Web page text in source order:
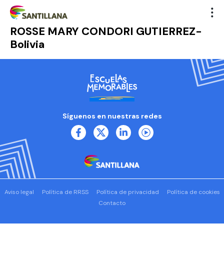
ROSSE MARY CONDORI GUTIERREZ-
Bolivia
Síguenos en nuestras redes
Aviso legal Política de RRSS Política de privacidad
Política de cookies
Contacto